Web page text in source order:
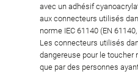
avec un adhésif
aux connecteurs utilisés
norme IEC 61140 (EN
Les connecteurs utilisés
dangereuse pour le toucher
que par des personnes